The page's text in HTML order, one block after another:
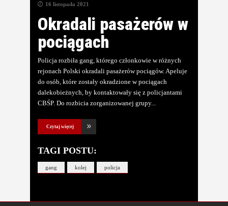
16 listopada 2021
Okradali pasażerów w
pociągach
Policja rozbiła gang, którego członkowie w różnych
rejonach Polski okradali pasażerów pociągów. Apeluje
do osób, które zostały okradzione w pociągach
dalekobieżnych, by kontaktowały się z policjantami
CBŚP. Do rozbicia zorganizowanej grupy
Czytaj więcej
TAGI POSTU:
gang kolej policja